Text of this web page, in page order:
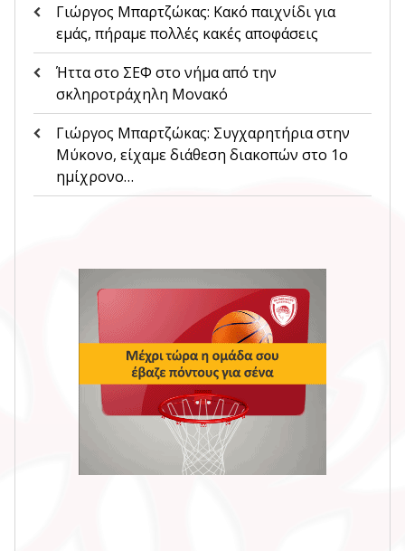
Γιώργος Μπαρτζώκας: Κακό παιχνίδι για
εμάς, πήραμε πολλές κακές αποφάσεις
Ήττα στο ΣΕΦ στο νήμα από την
σκληροτράχηλη Μονακό
Γιώργος Μπαρτζώκας: Συγχαρητήρια στην
Μύκονο, είχαμε διάθεση διακοπών στο 1ο
ημίχρονο…